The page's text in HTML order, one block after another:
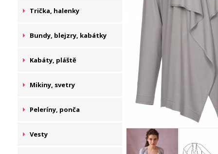
Trička, halenky
Bundy, blejzry, kabátky
Kabáty, pláště
Mikiny, svetry
Peleríny, ponča
Vesty